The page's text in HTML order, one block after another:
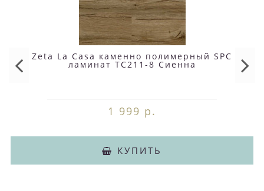
Zeta La Casa каменно полимерный SPC
ламинат TC211-8 Сиенна
1 999 р.
КУПИТЬ